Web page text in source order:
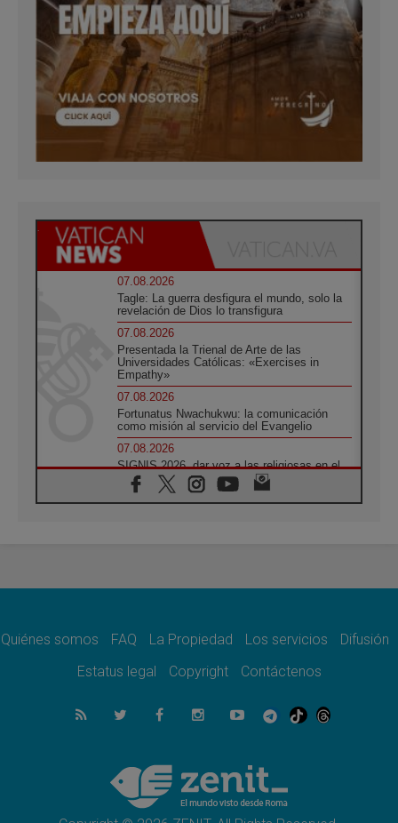
07.08.2026
Tagle: La guerra desfigura el mundo, solo la
revelación de Dios lo transfigura
07.08.2026
Presentada la Trienal de Arte de las
Universidades Católicas: «Exercises in
Empathy»
07.08.2026
Fortunatus Nwachukwu: la comunicación
como misión al servicio del Evangelio
07.08.2026
SIGNIS 2026, dar voz a las religiosas en el
espacio público
07.08.2026
no admite premuras legislativas
Cardenal Parolin: La paz comienza con la
06.08.2026
Fray Marco Vianelli: Aprender el Evangelio
La visita del Papa León XIV a Asís en un
minuto
Quiénes somos FAQ La Propiedad Los servicios
Difusión
Estatus legal
Copyright Contáctenos